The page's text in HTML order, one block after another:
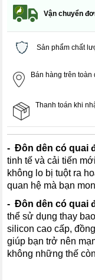
Vận chuyển
Sản phẩm chất
Bán hàng trên toàn
Thanh toán khi
- Đôn dên có quai
tinh tế và cải tiến
không lo bị tuột ra
quan hệ mà bạn
- Đôn dên có quai
thể sử dụng thay
silicon cao cấp,
giúp bạn trở nên
không những thế